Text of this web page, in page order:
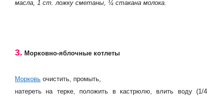
масла, 1 ст. ложку сметаны, ¼ стакана молока.
3. Морковно-яблочные котлеты
Морковь очистить, промыть,
натереть на терке, положить в кастрюлю, влить воду (1/4